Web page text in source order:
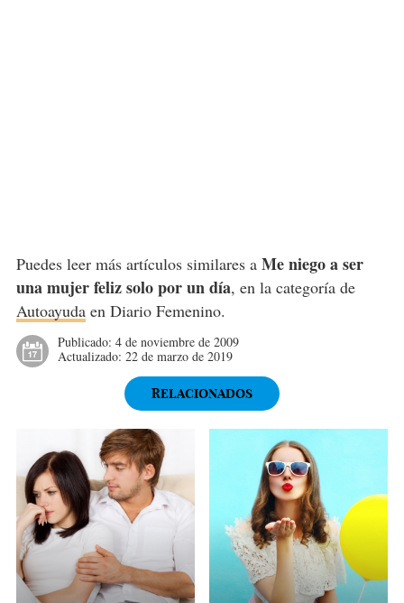
Puedes leer más artículos similares a Me niego a ser
una mujer feliz solo por un día, en la categoría de
Autoayudaen Diario Femenino.
Publicado: 4 de noviembre de 2009
Actualizado: 22 de marzo de 2019
RELACIONADOS